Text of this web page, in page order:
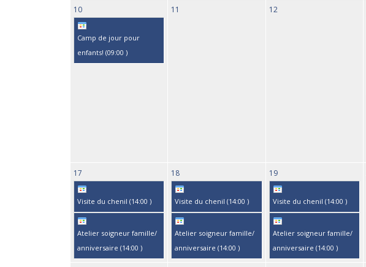
10
Camp de jour pour
enfants! (09:00 )
11 12
17
Visite du chenil (14:00 )
Atelier soigneur famille/
anniversaire (14:00 )
18
Visite du chenil (14:00)
Atelier soigneur famille/
anniversaire (14:00)
19
Visite du chenil (14:00 )
Atelier soigneur famille/
anniversaire (14:00 )